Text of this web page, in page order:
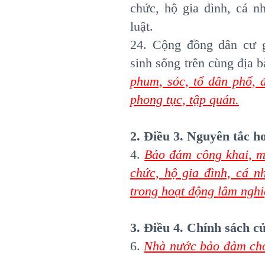
chức, hộ gia đình, cá
luật.
24. Cộng đồng dân cư
sinh sống trên cùng địa
phum, sóc, tổ dân phố,
phong tục, tập quán.
2. Điều 3. Nguyên tắc
4.Bảo đảm công khai,
chức, hộ gia đình, cá
trong hoạt động lâm
3. Điều 4. Chính sách
6.Nhà nước bảo đảm